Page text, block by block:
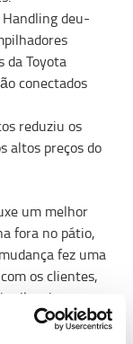
deu-
da Toyota
conectados
reduziu os
altos preços do
um melhor
fora no pátio,
fez uma
os clientes,
silencioso.